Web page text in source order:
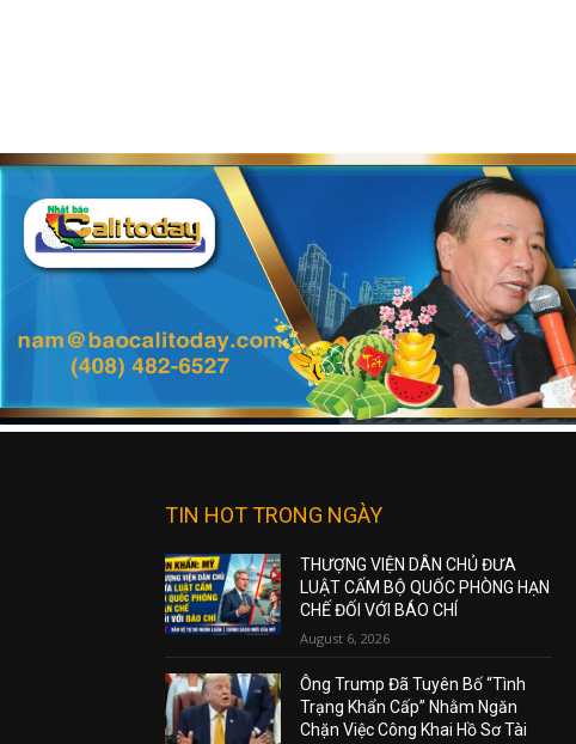
TIN HOT TRONG NGÀY
THƯỢNG VIỆN DÂN CHỦ ĐƯA
LUẬT CẤM BỘ QUỐC PHÒNG HẠN
CHẾ ĐỐI VỚI BÁO CHÍ
August 6, 2026
Ông Trump Đã Tuyên Bố “Tình
Trạng Khẩn Cấp” Nhằm Ngăn
Chặn Việc Công Khai Hồ Sơ Tài